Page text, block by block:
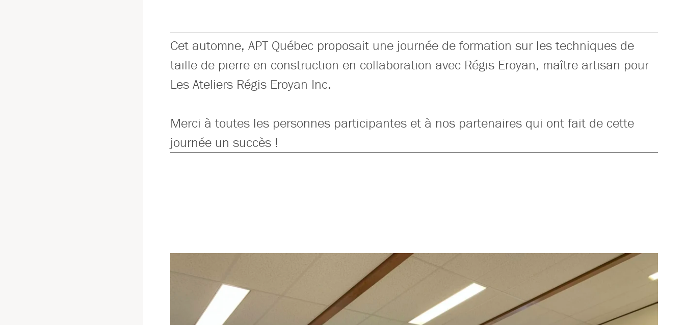
Cet automne, APT Québec proposait une journée de formation sur les techniques de
taille de pierre en construction en collaboration avec Régis Eroyan, maître artisan pour
Les Ateliers Régis Eroyan Inc.
Merci à toutes les personnes participantes et à nos partenaires qui ont fait de cette
journée un succès !